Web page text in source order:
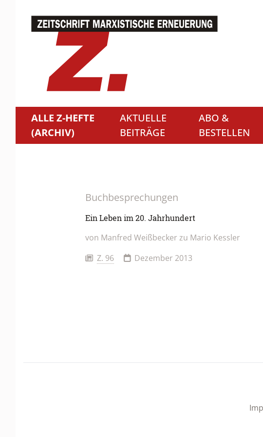
ALLE Z-HEFTE
(ARCHIV)
AKTUELLE
BEITRÄGE
ABO &
BESTELLEN
Buchbesprechungen
Ein Leben im 20. Jahrhundert
von Manfred Weißbecker zu Mario Kessler
Z. 96
Dezember 2013